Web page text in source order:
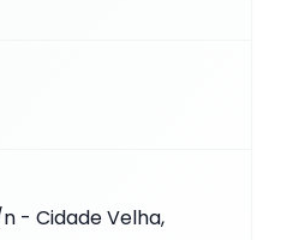
- Cidade Velha,